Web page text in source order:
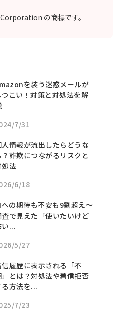
の商標です。
を装う迷惑メールが
つこい！対策と対処法を解
7/31
人情報が流出したらどうな
？詐欺につながるリスクと
法
6/18
の期待も不安も9割超え〜
査で見えた「使いたいけど
い...
5/27
信履歴に表示される「不
」とは？対処法や着信拒否
る方法を...
7/23